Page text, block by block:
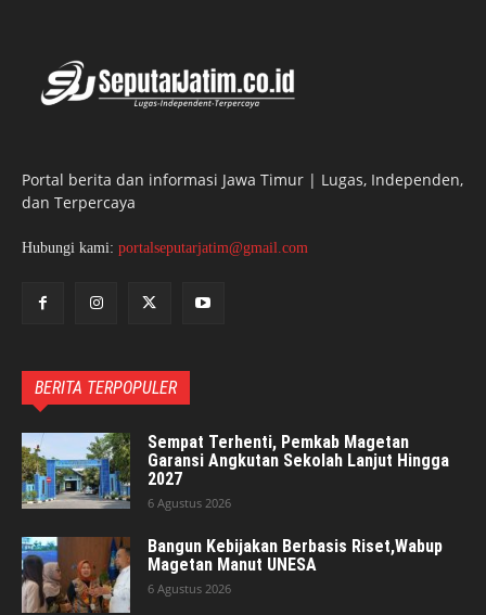
Portal berita dan informasi Jawa Timur | Lugas, Independen,
dan Terpercaya
Hubungi kami: portalseputarjatim@gmail.com
BERITA TERPOPULER
Sempat Terhenti, Pemkab Magetan
Garansi Angkutan Sekolah Lanjut Hingga
2027
6 Agustus 2026
Bangun Kebijakan Berbasis Riset,Wabup
Magetan Manut UNESA
6 Agustus 2026